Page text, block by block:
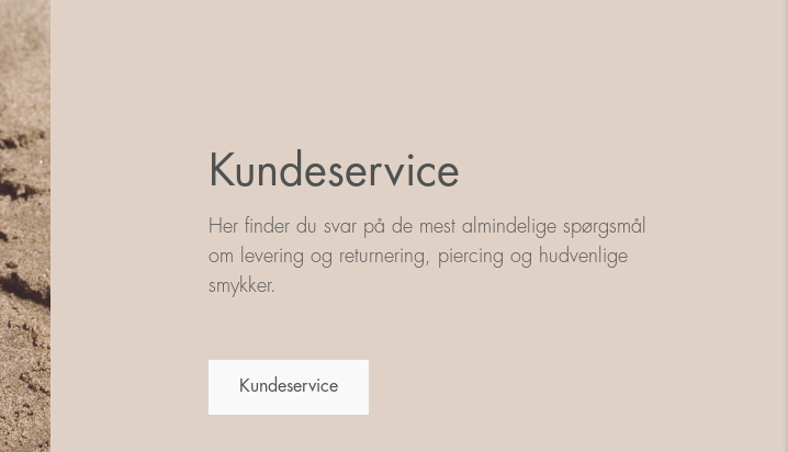
Kundeservice
Her finder du svar på de mest almindelige spørgsmål
om levering og returnering, piercing og hudvenlige
smykker.
Kundeservice